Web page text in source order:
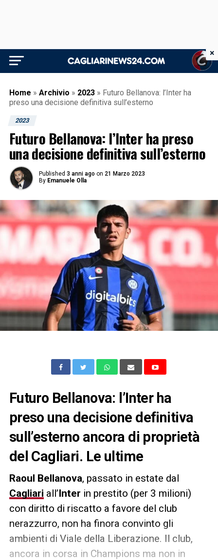
Home » Archivio » 2023 » Futuro Bellanova: l’Inter ha
preso una decisione definitiva sull’esterno
2023
Futuro Bellanova: l’Inter ha preso
una decisione definitiva sull’esterno
Published 3 anni ago on 21 Marzo 2023
By Emanuele Olla
Futuro Bellanova: l’Inter ha
preso una decisione definitiva
sull’esterno ancora di proprietà
del Cagliari. Le ultime
Raoul Bellanova, passato in estate dal
Cagliari all’Inter in prestito (per 3 milioni)
con diritto di riscatto a favore del club
nerazzurro, non ha finora convinto gli
ambienti di Viale della Liberazione. Il club,
ancora in corsa in Champions ma non in
×